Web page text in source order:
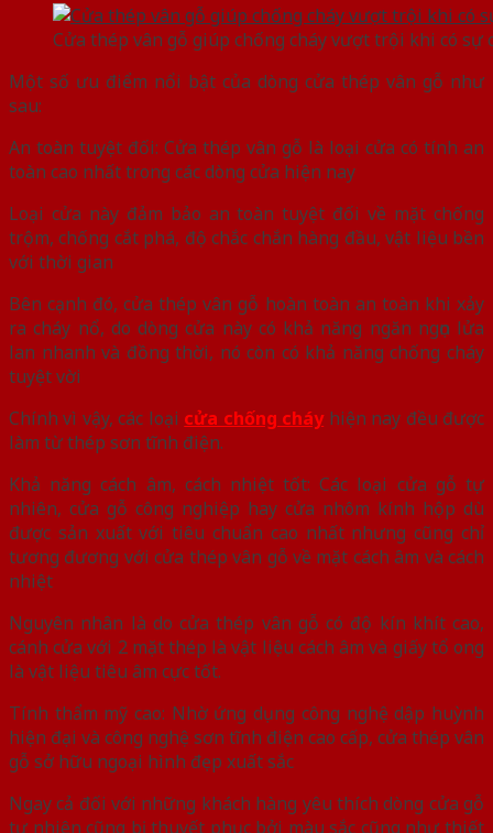
Cửa thép vân gỗ giúp chống cháy vượt trội khi có sự
Một số ưu điểm nổi bật của dòng cửa thép vân gỗ như
sau:
An toàn tuyệt đối: Cửa thép vân gỗ là loại cửa có tính an
toàn cao nhất trong các dòng cửa hiện nay
Loại cửa này đảm bảo an toàn tuyệt đối về mặt chống
trộm, chống cắt phá, độ chắc chắn hàng đầu, vật liệu bền
với thời gian
Bên cạnh đó, cửa thép vân gỗ hoàn toàn an toàn khi xảy
ra cháy nổ, do dòng cửa này có khả năng ngăn ngọn lửa
lan nhanh và đồng thời, nó còn có khả năng chống cháy
tuyệt vời
Chính vì vậy, các loại cửa chống cháyhiện nay đều được
làm từ thép sơn tĩnh điện.
Khả năng cách âm, cách nhiệt tốt: Các loại cửa gỗ tự
nhiên, cửa gỗ công nghiệp hay cửa nhôm kính hộp dù
được sản xuất với tiêu chuẩn cao nhất nhưng cũng chỉ
tương đương với cửa thép vân gỗ về mặt cách âm và cách
nhiệt
Nguyên nhân là do cửa thép vân gỗ có độ kín khít cao,
cánh cửa với 2 mặt thép là vật liệu cách âm và giấy tổ ong
là vật liệu tiêu âm cực tốt.
Tính thẩm mỹ cao: Nhờ ứng dụng công nghệ dập huỳnh
hiện đại và công nghệ sơn tĩnh điện cao cấp, cửa thép vân
gỗ sở hữu ngoại hình đẹp xuất sắc
Ngay cả đối với những khách hàng yêu thích dòng cửa gỗ
tự nhiên cũng bị thuyết phục bởi màu sắc cũng như thiết